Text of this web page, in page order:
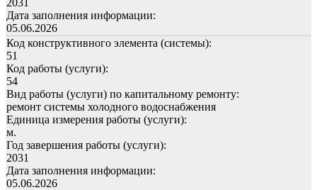
Дата заполнения информации:
05.06.2026
Код конструктивного элемента (системы):
51
Код работы (услуги):
54
Вид работы (услуги) по капитальному ремонту:
ремонт системы холодного водоснабжения
Единица измерения работы (услуги):
м.
Год завершения работы (услуги):
2031
Дата заполнения информации:
05.06.2026